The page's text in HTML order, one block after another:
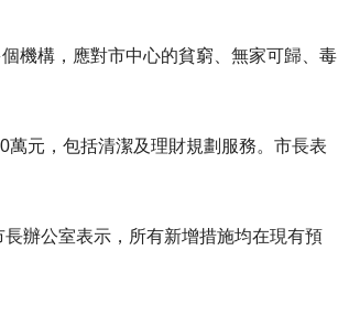
機構，應對市中心的貧窮、無家可歸、毒
元，包括清潔及理財規劃服務。市長表
辦公室表示，所有新增措施均在現有預